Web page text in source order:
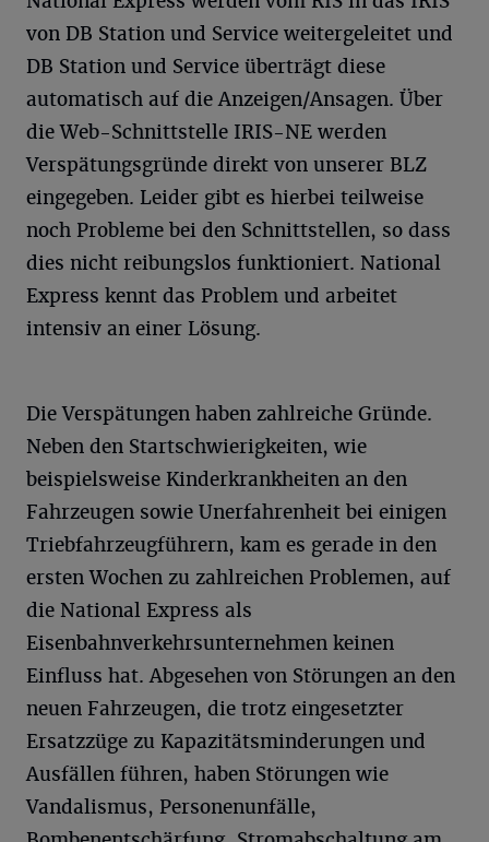
von DB Station und Service weitergeleitet und
DB Station und Service überträgt diese
automatisch auf die Anzeigen/Ansagen. Über
die Web-Schnittstelle IRIS-NE werden
Verspätungsgründe direkt von unserer BLZ
eingegeben. Leider gibt es hierbei teilweise
noch Probleme bei den Schnittstellen, so dass
dies nicht reibungslos funktioniert. National
Express kennt das Problem und arbeitet
intensiv an einer Lösung.
Die Verspätungen haben zahlreiche Gründe.
Neben den Startschwierigkeiten, wie
beispielsweise Kinderkrankheiten an den
Fahrzeugen sowie Unerfahrenheit bei einigen
Triebfahrzeugführern, kam es gerade in den
ersten Wochen zu zahlreichen Problemen, auf
die National Express als
Eisenbahnverkehrsunternehmen keinen
Einfluss hat. Abgesehen von Störungen an den
neuen Fahrzeugen, die trotz eingesetzter
Ersatzzüge zu Kapazitätsminderungen und
Ausfällen führen, haben Störungen wie
Vandalismus, Personenunfälle,